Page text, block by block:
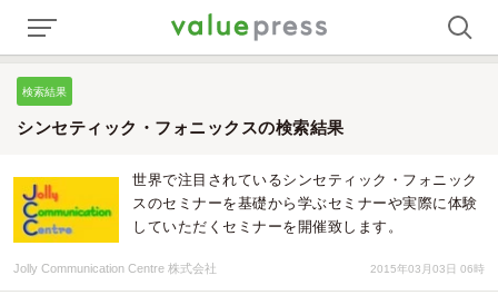
検索結果
シンセティック・フォニックスの検索結果
世界で注目されているシンセティック・フォニック
スのセミナーを基礎から学ぶセミナーや実際に体験
していただくセミナーを開催致します。
Jolly Communication Centre 株式会社 2015年03月03日 06時